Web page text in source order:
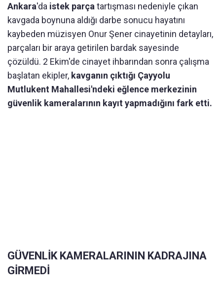
Ankara'da istek parça tartışması nedeniyle çıkan
kavgada boynuna aldığı darbe sonucu hayatını
kaybeden müzisyen Onur Şener cinayetinin detayları,
parçaları bir araya getirilen bardak sayesinde
çözüldü. 2 Ekim'de cinayet ihbarından sonra çalışma
başlatan ekipler, kavganın çıktığı Çayyolu
Mutlukent Mahallesi'ndeki eğlence merkezinin
güvenlik kameralarının kayıt yapmadığını fark etti.
GÜVENLİK KAMERALARININ KADRAJINA
GİRMEDİ